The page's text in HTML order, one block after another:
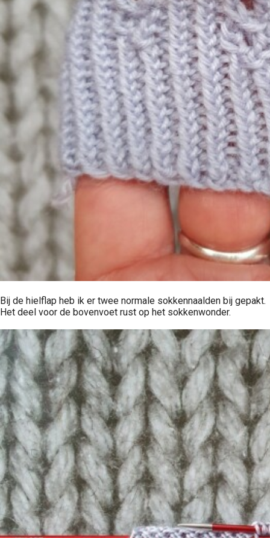
Bij de hielflap heb ik er twee normale sokkennaalden bij gepakt.
Het deel voor de bovenvoet rust op het sokkenwonder.